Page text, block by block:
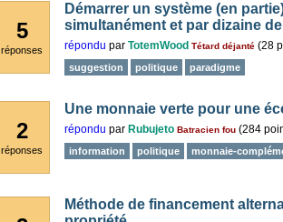
5
réponses
Démarrer un système (en
simultanément et par dizaine
répondu par TotemWood Tétard déjanté (28
suggestion politique paradigme
2
réponses
Une monnaie verte pour une
répondu par Rubujeto Batracien fou (284
information politique monnaie-
Méthode de financement